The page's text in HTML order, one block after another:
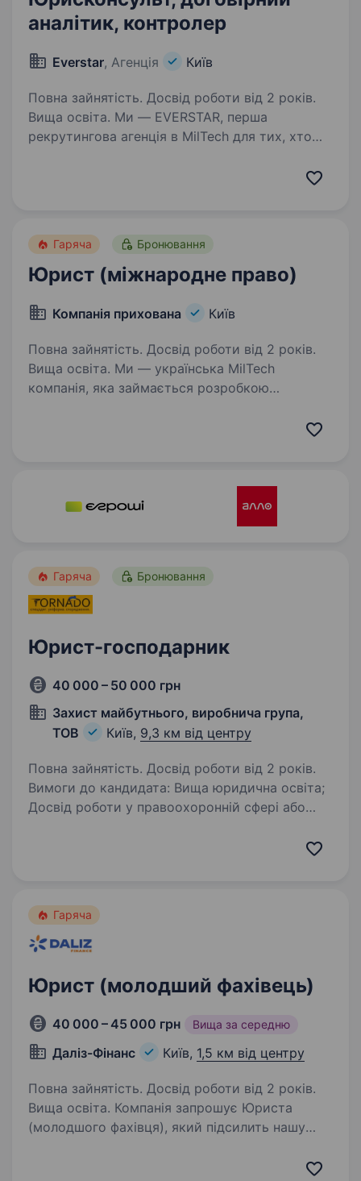
аналітик, контролер
Everstar, Агенція Київ
Повна зайнятість. Досвід роботи від 2 років.
Вища освіта. Ми — EVERSTAR, перша
рекрутингова агенція в MilTech для тих, хто
Гаряча Бронювання
Юрист (міжнародне право)
Компанія прихована Київ
Повна зайнятість. Досвід роботи від 2 років.
Вища освіта. Ми — українська MilTech
компанія, яка займається розробкою
апаратів (БПЛА). Ми активно масштабуємося, і
Гаряча Бронювання
Юрист-господарник
40 000 – 50 000 грн
Захист майбутнього, виробнича група,
ТОВ
Київ, 9,3 км від центру
Повна зайнятість. Досвід роботи від 2 років.
Вимоги до кандидата: Вища юридична освіта;
Досвід роботи у правоохоронній сфері або
Гаряча
Юрист (молодший фахівець)
40 000 – 45 000 грн Вища за середню
Даліз-Фінанс Київ, 1,5 км від центру
Повна зайнятість. Досвід роботи від 2 років.
Вища освіта. Компанія запрошує Юриста
(молодшого фахівця), який підсилить нашу
супровід процесів. Ми шукаємо кандидата,